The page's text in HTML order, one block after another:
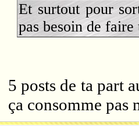
Et surtout pour
pas besoin de
5 posts de ta part
ça consomme pas